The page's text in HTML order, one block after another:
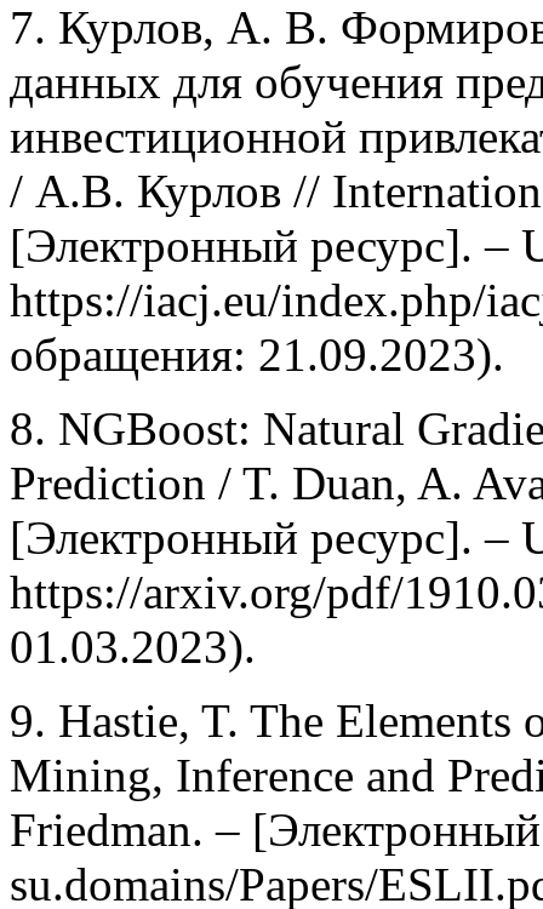
7. Курлов, А. В.
данных для обучения
инвестиционной
/ А.В. Курлов //
[Электронный ресурс]. –
https://iacj.eu/index.php/
обращения: 21.09.2023).
8. NGBoost: Natural
Prediction / T. Duan, A.
[Электронный ресурс]. –
https://arxiv.org/pdf/
01.03.2023).
9. Hastie, T. The Elements
Mining, Inference and
Friedman. –
su.domains/Papers/